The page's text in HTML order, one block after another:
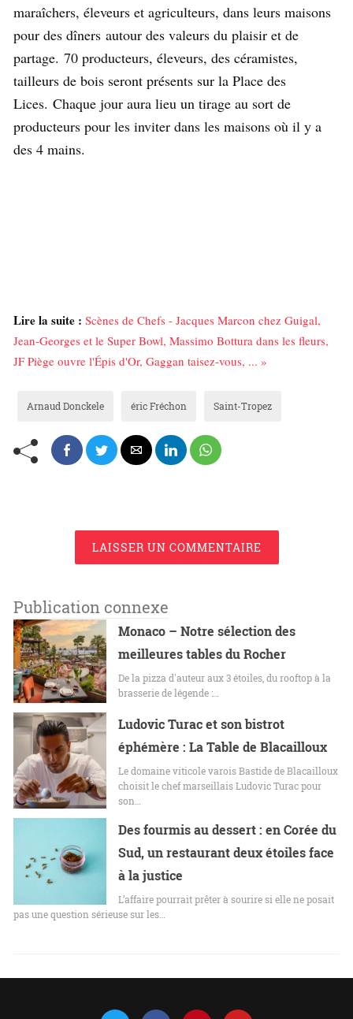
maraîchers, éleveurs et agriculteurs, dans leurs maisons
pour des dîners autour des valeurs du plaisir et de
partage. 70 producteurs, éleveurs, des céramistes,
tailleurs de bois seront présents sur la Place des
Lices. Chaque jour aura lieu un tirage au sort de
producteurs pour les inviter dans les maisons où il y a
des 4 mains.
Lire la suite : Scènes de Chefs - Jacques Marcon chez Guigal,
Jean-Georges et le Super Bowl, Massimo Bottura dans les fleurs,
JF Piège ouvre l'Épis d'Or, Gaggan taisez-vous, ... »
Arnaud Donckele éric Fréchon Saint-Tropez
LAISSER UN COMMENTAIRE
Publication connexe
Monaco – Notre sélection des
meilleures tables du Rocher
De la pizza d'auteur aux 3 étoiles, du rooftop à la
brasserie de légende :…
Ludovic Turac et son bistrot
éphémère : La Table de Blacailloux
Le domaine viticole varois Bastide de Blacailloux
choisit le chef marseillais Ludovic Turac pour
son…
Des fourmis au dessert : en Corée du
Sud, un restaurant deux étoiles face
à la justice
L’affaire pourrait prêter à sourire si elle ne posait
pas une question sérieuse sur les…